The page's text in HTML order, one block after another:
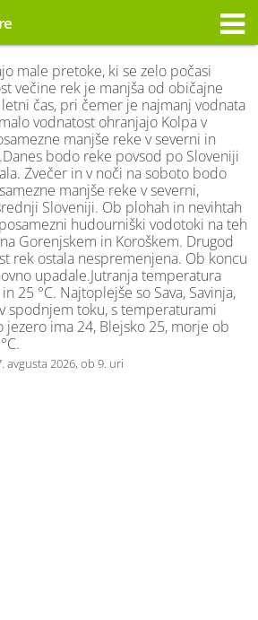
Opozorilo
male pretoke, ki se zelo počasi
večine rek je manjša od običajne
čas, pri čemer je najmanj vodnata
vodnatost ohranjajo Kolpa v
manjše reke v severni in
bodo reke povsod po Sloveniji
Zvečer in v noči na soboto bodo
manjše reke v severni,
Sloveniji. Ob plohah in nevihtah
hudourniški vodotoki na teh
Gorenjskem in Koroškem. Drugod
rek ostala nespremenjena. Ob koncu
upadale.Jutranja temperatura
25 °C. Najtoplejše so Sava, Savinja,
spodnjem toku, s temperaturami
jezero ima 24, Blejsko 25, morje ob
avgusta 2026, ob 9. uri